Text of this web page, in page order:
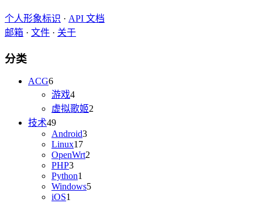
个人形象标识 · API 文档
邮箱 · 文件 · 关于
分类
ACG6
游戏4
虚拟歌姬2
技术49
Android3
Linux17
OpenWrt2
PHP3
Python1
Windows5
iOS1